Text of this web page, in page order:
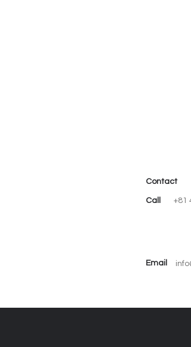
Contact
Call +81
Email